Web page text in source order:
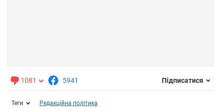
1081 5941 Підписатися
Теги Редакційна політика